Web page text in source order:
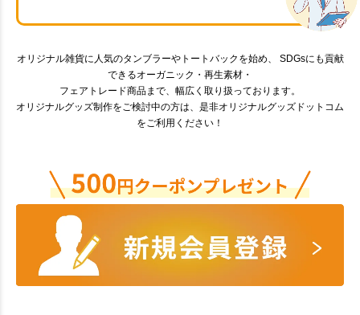
オリジナル雑貨に人気のタンブラーやトートバックを始め、 SDGsにも貢献
できるオーガニック・再生素材・
フェアトレード商品まで、幅広く取り扱っております。
オリジナルグッズ制作をご検討中の方は、是非オリジナルグッズドットコム
をご利用ください！